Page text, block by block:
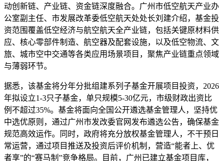
动创新链、产业链、资金链深度融合。广州市低空航天产业办
公室副主任、市发展改革委低空航天处处长刘建介绍，基金投
资范围覆盖低空经济与航空航天全产业链，包括关键原材料供
应、核心零部件制造、航空器及配套设施，以及低空物流、文
旅、城市空中交通等各类应用场景项目，聚焦产业链重点领域
与薄弱环节。
据悉，该基金将分年分批组建系列子基金开展项目投资，2026
年拟设立1-3只子基金，单只规模5-30亿元，市级财政出资比
例不超过35%。基金将面向全国公开遴选基金管理人，坚持优
中选优原则，通过广州市发改委官网发布遴选公告，确保基金
规范高效运作。同时，政府将充分放权基金管理人，不干预日
常运营，通过项目推送及投资后评价机制，营造“能者上、优
者享”的“赛马制”竞争格局。目前，广州已建立基金项目库，